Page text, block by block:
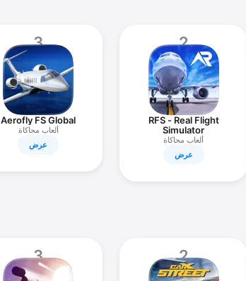
2
RFS - Real Flight
Simulator
ألعاب محاكاة
عرض
3
Aerofly FS Global
ألعاب محاكاة
عرض
2
3